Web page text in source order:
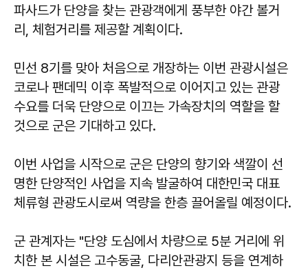
파사드가 단양을 찾는 관광객에게 풍부한 야간 볼거
리, 체험거리를 제공할 계획이다.
민선 8기를 맞아 처음으로 개장하는 이번 관광시설은
코로나 팬데믹 이후 폭발적으로 이어지고 있는 관광
수요를 더욱 단양으로 이끄는 가속장치의 역할을 할
것으로 군은 기대하고 있다.
이번 사업을 시작으로 군은 단양의 향기와 색깔이 선
명한 단양적인 사업을 지속 발굴하여 대한민국 대표
체류형 관광도시로써 역량을 한층 끌어올릴 예정이다.
군 관계자는 "단양 도심에서 차량으로 5분 거리에 위
치한 본 시설은 고수동굴, 다리안관광지 등을 연계하